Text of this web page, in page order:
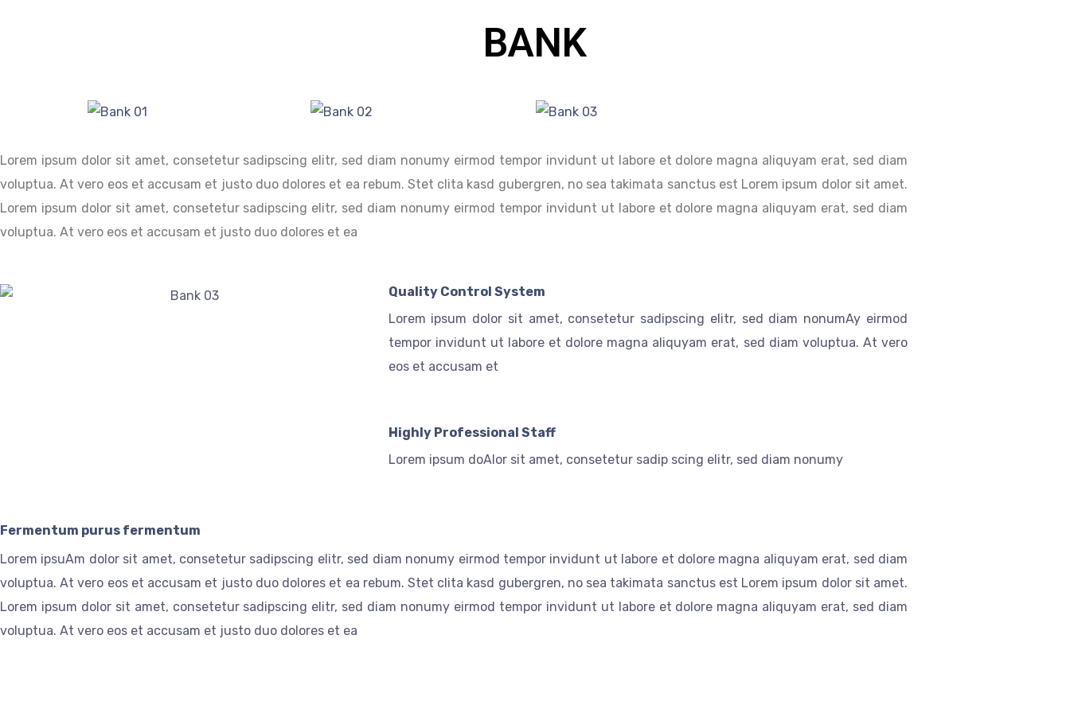
BANK
Lorem ipsum dolor sit amet, consetetur sadipscing elitr, sed diam nonumy eirmod tempor invidunt ut labore et dolore magna aliquyam erat, sed diam
voluptua. At vero eos et accusam et justo duo dolores et ea rebum. Stet clita kasd gubergren, no sea takimata sanctus est Lorem ipsum dolor sit amet.
Lorem ipsum dolor sit amet, consetetur sadipscing elitr, sed diam nonumy eirmod tempor invidunt ut labore et dolore magna aliquyam erat, sed diam
voluptua. At vero eos et accusam et justo duo dolores et ea
Quality Control System
Lorem ipsum dolor sit amet, consetetur sadipscing elitr, sed diam nonumAy eirmod
tempor invidunt ut labore et dolore magna aliquyam erat, sed diam voluptua. At vero
eos et accusam et
Highly Professional Staff
Lorem ipsum doAlor sit amet, consetetur sadip scing elitr, sed diam nonumy
Fermentum purus fermentum
Lorem ipsuAm dolor sit amet, consetetur sadipscing elitr, sed diam nonumy eirmod tempor invidunt ut labore et dolore magna aliquyam erat, sed diam
voluptua. At vero eos et accusam et justo duo dolores et ea rebum. Stet clita kasd gubergren, no sea takimata sanctus est Lorem ipsum dolor sit amet.
Lorem ipsum dolor sit amet, consetetur sadipscing elitr, sed diam nonumy eirmod tempor invidunt ut labore et dolore magna aliquyam erat, sed diam
voluptua. At vero eos et accusam et justo duo dolores et ea